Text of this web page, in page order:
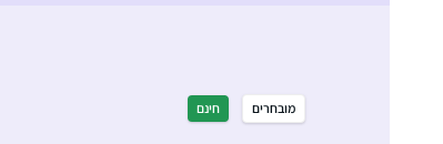
מובחרים חינם